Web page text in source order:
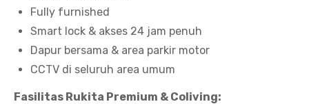
Fully furnished
Smart lock & akses 24 jam penuh
Dapur bersama & area parkir motor
CCTV di seluruh area umum
Fasilitas Rukita Premium & Coliving: